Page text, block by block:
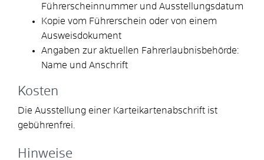
Führerscheinnummer und Ausstellungsdatum
Kopie vom Führerschein oder von einem
Ausweisdokument
Angaben zur aktuellen Fahrerlaubnisbehörde:
Name und Anschrift
Kosten
Die Ausstellung einer Karteikartenabschrift ist
gebührenfrei.
Hinweise